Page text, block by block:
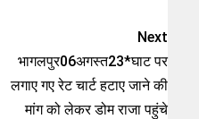
Next
भागलपुर06अगस्त23*घाट पर
लगाए गए रेट चार्ट हटाए जाने की
मांग को लेकर डोम राजा पहुंचे